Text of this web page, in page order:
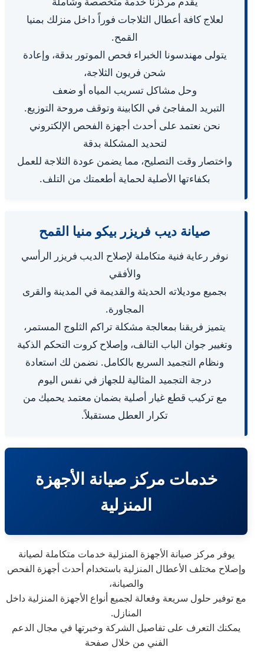
لعلاج كافة أعطال الثلاجات فوراً داخل منزلك بمنيا
القمح.
يتولى مهندسونا الخبراء فحص الموتور بدقة، وإعادة
شحن فريون الثلاجة،
وحل مشاكل تسريب المياه أو ضعف
التبريد المفاجئ في الكابينة وتوقف مروحة التوزيع.
نحن نعتمد على أحدث أجهزة الفحص الإلكتروني
لتحديد المشكلة بدقة
واختصار وقت التصليح، مما يضمن عودة الثلاجة للعمل
بكفاءتها الأصلية لحماية أطعمتك من التلف.
صيانة ديب فريزر بيكو منيا القمح
نوفر رعاية فنية متكاملة لإصلاح الديب فريزر الرأسي
والأفقي
بجميع موديلاته الحديثة والقديمة في المدينة والقرى
المجاورة.
يتميز فريقنا بمعالجة مشكلة تراكم الثلوج المستمر،
وتغيير جوان الباب التالف، وإصلاح كروت التحكم الذكية
ونظام التجميد السريع بالكامل. نضمن لك استعادة
درجة التجميد المثالية للجهاز في نفس اليوم
مع تركيب قطع غيار أصلية بضمان معتمد يحميك من
تكرار العطل مستقبلاً.
خدمات مركز صيانة الأجهزة
المنزلية
يوفر مركز صيانة الأجهزة المنزلية خدمات متكاملة لصيانة
وإصلاح مختلف الأعطال المنزلية باستخدام أحدث أجهزة الفحص
والصيانة،
مع توفير حلول سريعة وفعالة لجميع أنواع الأجهزة المنزلية داخل
المنازل.
يمكنك التعرف على تفاصيل الشركة وخبرتها في مجال الدعم
الفني من خلال صفحة